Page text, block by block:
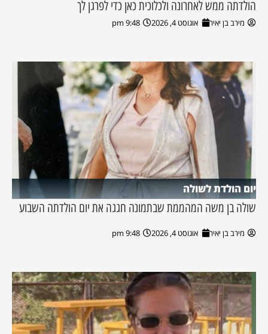
הולדתה ממש לאחרונה ולכלוכית כאן כדי לפרגן לך
מירב בן יאיר אוגוסט 4, 2026 9:48 pm
יום הולדת לשולה
שולה בן משה המהממת שבתמונה חגגה את יום הולדתה השבוע
מירב בן יאיר אוגוסט 4, 2026 9:48 pm